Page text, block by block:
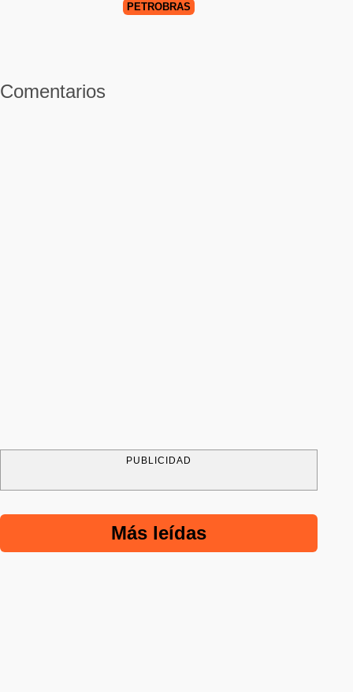
PETROBRAS
Comentarios
PUBLICIDAD
Más leídas